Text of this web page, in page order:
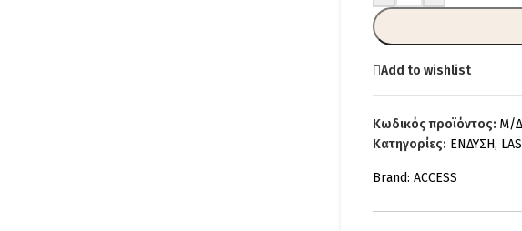
Add to wishlist
Κωδικός προϊόντος: Μ/Δ
Κατηγορίες: ΕΝΔΥΣΗ,
Brand: ACCESS